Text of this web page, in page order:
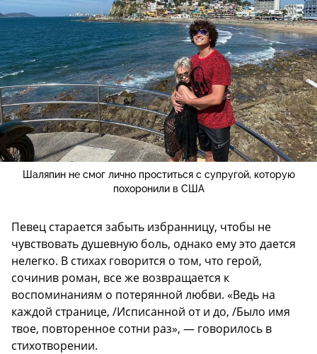
Шаляпин не смог лично проститься с супругой, которую
похоронили в США
Певец старается забыть избранницу, чтобы не
чувствовать душевную боль, однако ему это дается
нелегко. В стихах говорится о том, что герой,
сочинив роман, все же возвращается к
воспоминаниям о потерянной любви. «Ведь на
каждой странице, /Исписанной от и до, /Было имя
твое, повторенное сотни раз», — говорилось в
стихотворении.